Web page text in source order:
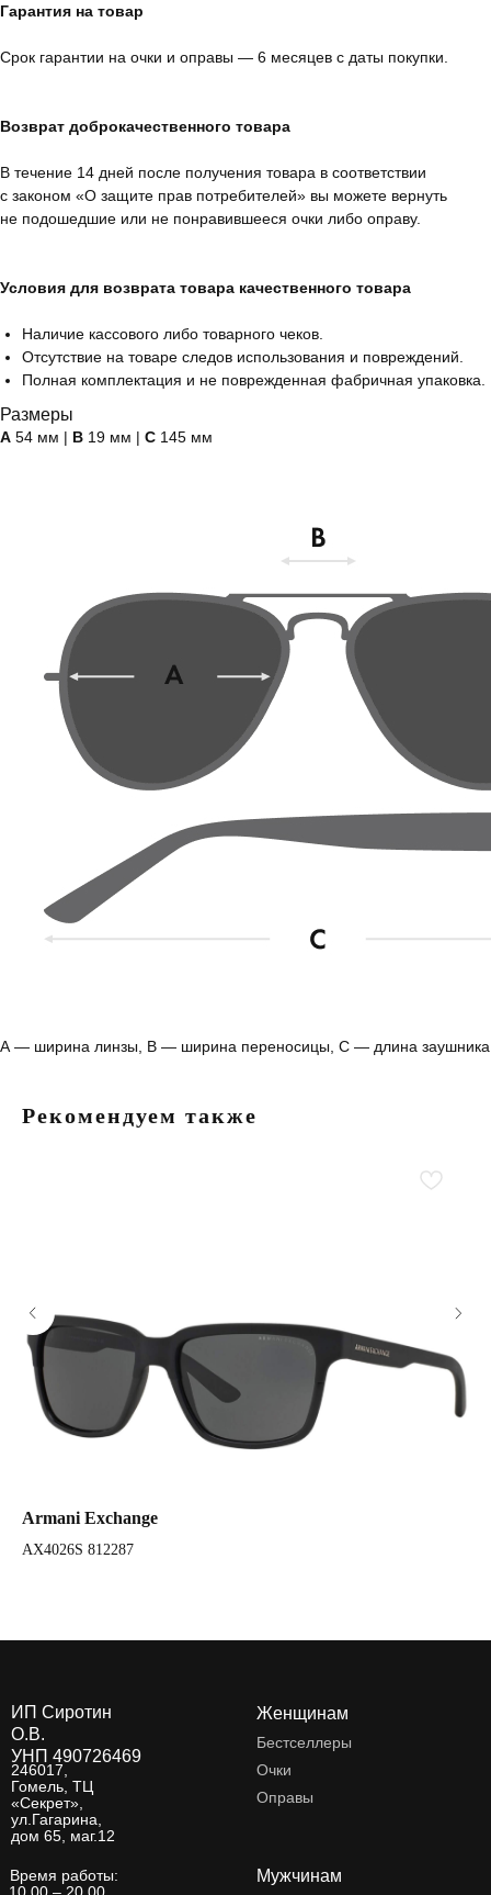
Гарантия на товар
Срок гарантии на очки и оправы — 6 месяцев с даты покупки.
Возврат доброкачественного товара
В течение 14 дней после получения товара в соответствии
с законом «О защите прав потребителей» вы можете вернуть
не подошедшие или не понравившееся очки либо оправу.
Условия для возврата товара качественного товара
Наличие кассового либо товарного чеков.
Отсутствие на товаре следов использования и повреждений.
Полная комплектация и не поврежденная фабричная упаковка.
Размеры
А 54 мм | B 19 мм | C 145 мм
А — ширина линзы, B — ширина переносицы, С — длина заушника
Рекомендуем также
Armani Exchange
AX4026S 812287
Бестселлеры
Женщинам
Очки
Оправы
Мужчинам
ИП Сиротин
О.В.
УНП 490726469
246017,
Гомель, ТЦ
«Секрет»,
ул.Гагарина,
дом 65, маг.12
Время работы: